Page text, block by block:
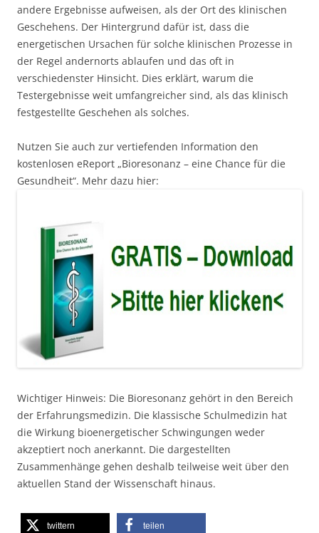
andere Ergebnisse aufweisen, als der Ort des klinischen
Geschehens. Der Hintergrund dafür ist, dass die
energetischen Ursachen für solche klinischen Prozesse in
der Regel andernorts ablaufen und das oft in
verschiedenster Hinsicht. Dies erklärt, warum die
Testergebnisse weit umfangreicher sind, als das klinisch
festgestellte Geschehen als solches.
Nutzen Sie auch zur vertiefenden Information den
kostenlosen eReport „Bioresonanz – eine Chance für die
Gesundheit“. Mehr dazu hier:
Wichtiger Hinweis: Die Bioresonanz gehört in den Bereich
der Erfahrungsmedizin. Die klassische Schulmedizin hat
die Wirkung bioenergetischer Schwingungen weder
akzeptiert noch anerkannt. Die dargestellten
Zusammenhänge gehen deshalb teilweise weit über den
aktuellen Stand der Wissenschaft hinaus.
twittern teilen